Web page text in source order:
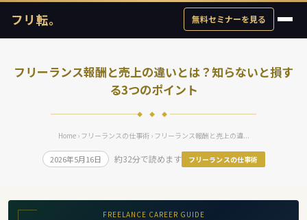
フリ転。 無料セミナーを見る
フリーランス報酬と売上の違いとは？知らないと損す
る3つのポイント
◆ ◆ ◆
Home› フリーランスの仕事術› フリーランス報酬と売上の違...
2026年5月16日 約32分で読めます フリーランスの仕事術
FREELANCE CAREER GUIDE